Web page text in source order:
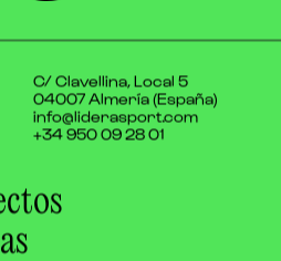
C/ Clavellina, Local 5
04007 Almería (España)
info@liderasport.com
+34 950 09 28 01